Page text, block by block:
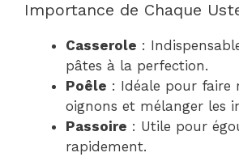
Importance de Chaque
Casserole :
pâtes à la perfection.
Poêle : Idéale pour faire
oignons et mélanger les
Passoire : Utile pour
rapidement.